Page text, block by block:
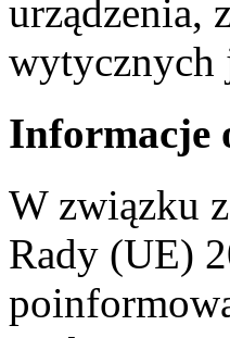
urządzenia,
wytycznych
Informacje
W związku
Rady (UE)